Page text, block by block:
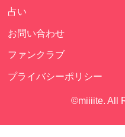
占い
お問い合わせ
ファンクラブ
プライバシーポリシー
©miiiite. All